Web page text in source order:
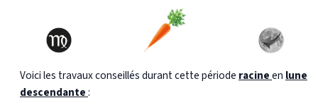
Voici les travaux conseillés durant cette période racineen lune
descendante: